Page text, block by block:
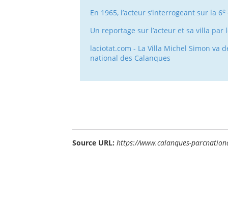
En 1965, l’acteur s’interrogeant sur la 6e
Un reportage sur l’acteur et sa villa par
laciotat.com - La Villa Michel Simon va
national des Calanques
Source URL: https://www.calanques-